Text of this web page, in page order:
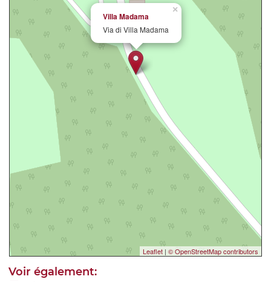
×
Villa Madama
Via di Villa Madama
Leaflet | © OpenStreetMap contributors